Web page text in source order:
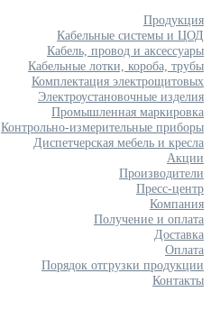
Продукция
Кабельные системы и ЦОД
Кабель, провод и аксессуары
Кабельные лотки, короба, трубы
Комплектация электрощитовых
Электроустановочные изделия
Промышленная маркировка
Контрольно-измерительные приборы
Диспетчерская мебель и кресла
Акции
Производители
Пресс-центр
Компания
Получение и оплата
Доставка
Оплата
Порядок отгрузки продукции
Контакты